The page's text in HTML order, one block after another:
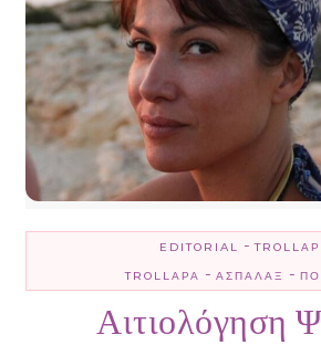
EDITORIAL -
TROLLΑΡΆ - ΑΣΠΆΛΑΞ -
Αιτιολόγηση